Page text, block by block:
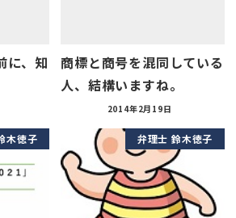
に、知
商標と商号を混同している
人、結構いますね。
2014年2月19日
木徳子 弁理士 鈴木徳子